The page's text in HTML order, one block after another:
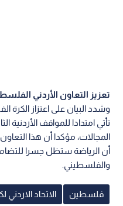
تعزيز التعاون الأردني
وشدد البيان على اعتزاز الكرة
تأتي امتدادا للمواقف
المجالات، مؤكدا أن هذا
أن الرياضة ستظل جسرا
والفلسطيني.
فلسطين الاتحاد الاردني